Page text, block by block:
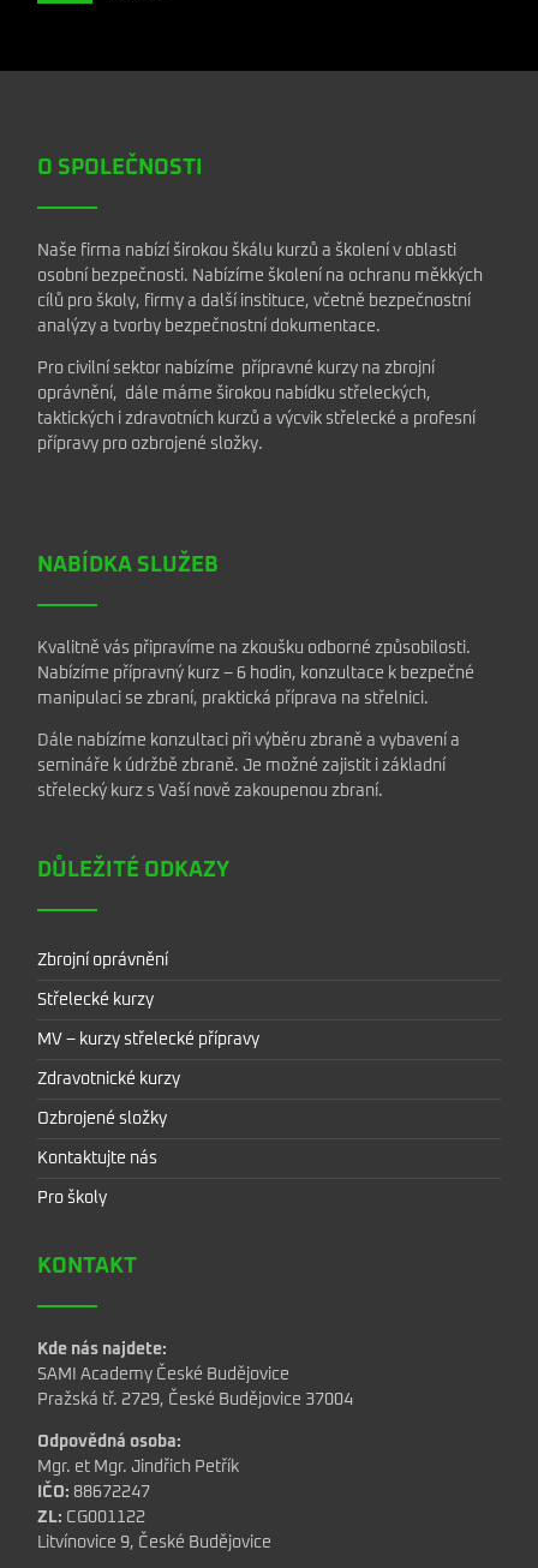
O SPOLEČNOSTI
Naše firma nabízí širokou škálu kurzů a školení v oblasti
osobní bezpečnosti. Nabízíme školení na ochranu měkkých
cílů pro školy, firmy a další instituce, včetně bezpečnostní
analýzy a tvorby bezpečnostní dokumentace.
Pro civilní sektor nabízíme přípravné kurzy na zbrojní
oprávnění, dále máme širokou nabídku střeleckých,
taktických i zdravotních kurzů a výcvik střelecké a profesní
přípravy pro ozbrojené složky.
NABÍDKA SLUŽEB
Kvalitně vás připravíme na zkoušku odborné způsobilosti.
Nabízíme přípravný kurz – 6 hodin, konzultace k bezpečné
manipulaci se zbraní, praktická příprava na střelnici.
Dále nabízíme konzultaci při výběru zbraně a vybavení a
semináře k údržbě zbraně. Je možné zajistit i základní
střelecký kurz s Vaší nově zakoupenou zbraní.
DŮLEŽITÉ ODKAZY
Zbrojní oprávnění
Střelecké kurzy
MV – kurzy střelecké přípravy
Zdravotnické kurzy
Ozbrojené složky
Kontaktujte nás
Pro školy
KONTAKT
Kde nás najdete:
SAMI Academy České Budějovice
Pražská tř. 2729, České Budějovice 37004
Odpovědná osoba:
Mgr. et Mgr. Jindřich Petřík
IČO: 88672247
ZL: CG001122
Litvínovice 9, České Budějovice